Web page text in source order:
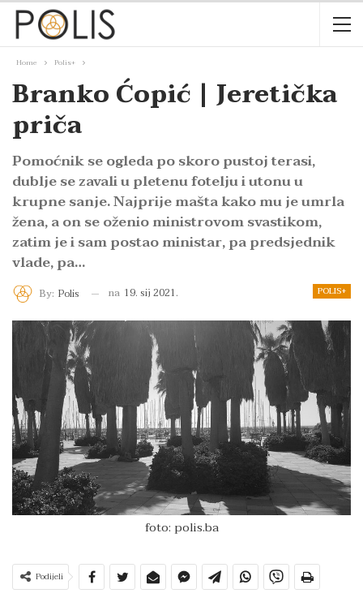
Home Polis+
Branko Ćopić | Jeretička
priča
Pomoćnik se ogleda po skoro pustoj terasi,
dublje se zavali u pletenu fotelju i utonu u
krupne sanje. Najprije mašta kako mu je umrla
žena, a on se oženio ministrovom svastikom,
zatim je i sam postao ministar, pa predsjednik
vlade, pa…
POLIS+
By: Polis na 19. sij 2021.
foto: polis.ba
Podijeli